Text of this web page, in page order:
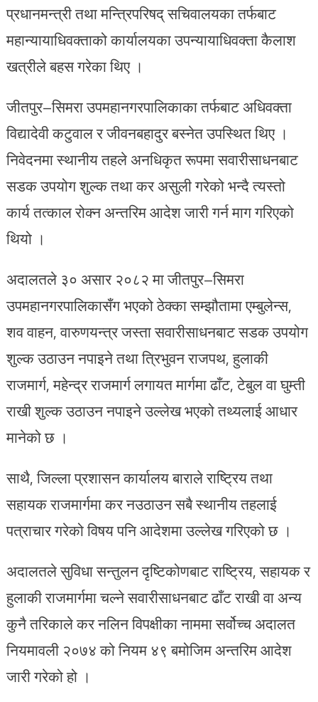
प्रधानमन्त्री तथा मन्त्रिपरिषद् सचिवालयका तर्फबाट
महान्यायाधिवक्ताको कार्यालयका उपन्यायाधिवक्ता कैलाश
खत्रीले बहस गरेका थिए ।
जीतपुर–सिमरा उपमहानगरपालिकाका तर्फबाट अधिवक्ता
विद्यादेवी कटुवाल र जीवनबहादुर बस्नेत उपस्थित थिए ।
निवेदनमा स्थानीय तहले अनधिकृत रूपमा सवारीसाधनबाट
सडक उपयोग शुल्क तथा कर असुली गरेको भन्दै त्यस्तो
कार्य तत्काल रोक्न अन्तरिम आदेश जारी गर्न माग गरिएको
थियो ।
अदालतले ३० असार २०८२ मा जीतपुर–सिमरा
उपमहानगरपालिकासँग भएको ठेक्का सम्झौतामा एम्बुलेन्स,
शव वाहन, वारुणयन्त्र जस्ता सवारीसाधनबाट सडक उपयोग
शुल्क उठाउन नपाइने तथा त्रिभुवन राजपथ, हुलाकी
राजमार्ग, महेन्द्र राजमार्ग लगायत मार्गमा ढाँट, टेबुल वा घुम्ती
राखी शुल्क उठाउन नपाइने उल्लेख भएको तथ्यलाई आधार
मानेको छ ।
साथै, जिल्ला प्रशासन कार्यालय बाराले राष्ट्रिय तथा
सहायक राजमार्गमा कर नउठाउन सबै स्थानीय तहलाई
पत्राचार गरेको विषय पनि आदेशमा उल्लेख गरिएको छ ।
अदालतले सुविधा सन्तुलन दृष्टिकोणबाट राष्ट्रिय, सहायक र
हुलाकी राजमार्गमा चल्ने सवारीसाधनबाट ढाँट राखी वा अन्य
कुनै तरिकाले कर नलिन विपक्षीका नाममा सर्वोच्च अदालत
नियमावली २०७४ को नियम ४९ बमोजिम अन्तरिम आदेश
जारी गरेको हो ।